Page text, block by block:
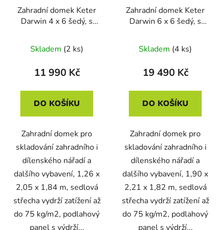
Zahradní domek Keter
Darwin 4 x 6 šedý, s
Skladem (2 ks)
11 990 Kč
DO KOŠÍKU
Zahradní domek pro
skladování zahradního i
dílenského nářadí a
dalšího vybavení, 1,26 x
2,05 x 1,84 m, sedlová
střecha vydrží zatížení až
do 75 kg/m2, podlahový
panel s výdrží...
Zahradní domek Keter
Darwin 6 x 6 šedý, s
Skladem (4 ks)
19 490 Kč
DO KOŠÍKU
Zahradní domek pro
skladování zahradního i
dílenského nářadí a
dalšího vybavení, 1,90 x
2,21 x 1,82 m, sedlová
střecha vydrží zatížení až
do 75 kg/m2, podlahový
panel s výdrží...